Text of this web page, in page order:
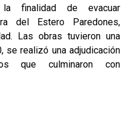
la finalidad de evacuar
del Estero Paredones,
Las obras tuvieron una
se realizó una adjudicación
que culminaron con